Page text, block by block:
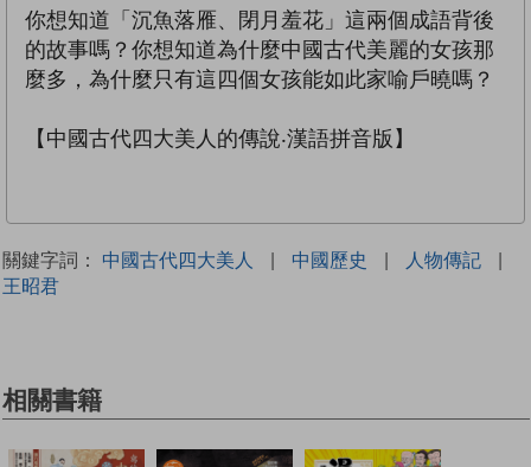
你想知道「沉魚落雁、閉月羞花」這兩個成語背後
的故事嗎？你想知道為什麼中國古代美麗的女孩那
麼多，為什麼只有這四個女孩能如此家喻戶曉嗎？
【中國古代四大美人的傳說‧漢語拼音版】
關鍵字詞： 中國古代四大美人 | 中國歷史 | 人物傳記
|
王昭君
相關書籍